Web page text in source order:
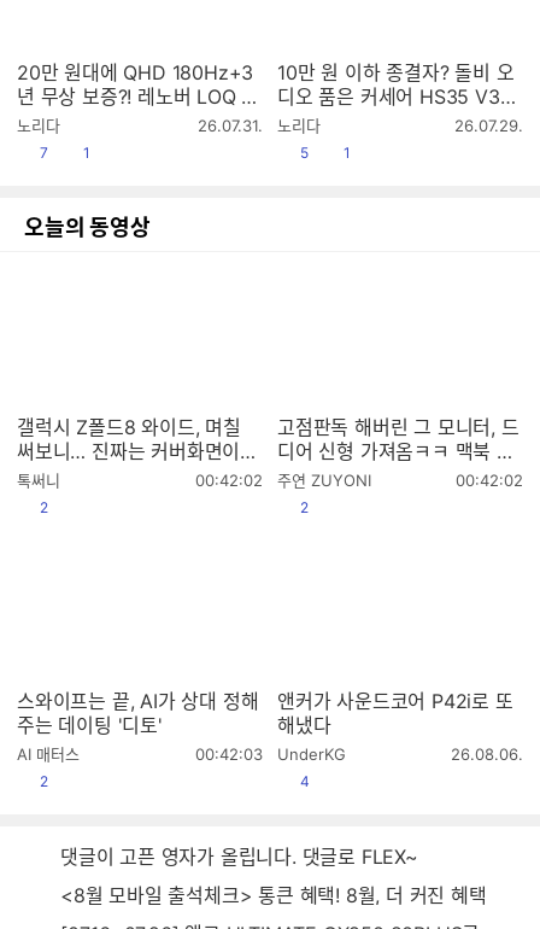
20만 원대에 QHD 180Hz+3
년 무상 보증?! 레노버 LOQ 2
7Q10 게이밍 모니터 리뷰 [프
리미엄 리포터]
노리다
작
26.07.31.
공감
7 1
10만 원 이하 종결자? 돌비 오
디오 품은 커세어 HS35 V3
무선 게이밍 헤드셋 리뷰 [프리
미엄 리포터V]
노리다
작
26.07.29.
공감
5 1
오늘의 동영상
갤럭시 Z폴드8 와이드, 며칠
써보니… 진짜는 커버화면이었
습니다
톡써니
작
00:42:02
공감
2
고점판독 해버린 그 모니터, 드
디어 신형 가져옴ㅋㅋ 맥북 모
니터 셋팅 추천!
주연 ZUYONI
작
00:42:02
공감
2
스와이프는 끝, AI가 상대 정해
주는 데이팅 '디토'
AI 매터스
작
00:42:03
공감
2
앤커가 사운드코어 P42i로 또
해냈다
UnderKG
작
26.08.06.
공감
4
댓글이 고픈 영자가 올립니다. 댓글로 FLEX~
<8월 모바일 출석체크> 통큰 혜택! 8월, 더 커진 혜택